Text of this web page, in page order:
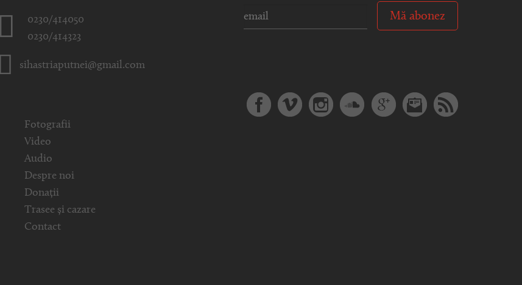
0230/414050
0230/414323
sihastriaputnei@gmail.com
Fotografii
Video
Audio
Despre noi
Donații
Trasee și cazare
Contact
Mă abonez